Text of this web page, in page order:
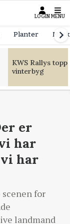
LOGIN MENU
Planter
KWS Rallys
vinterbyg
er
har
har
for
landmand